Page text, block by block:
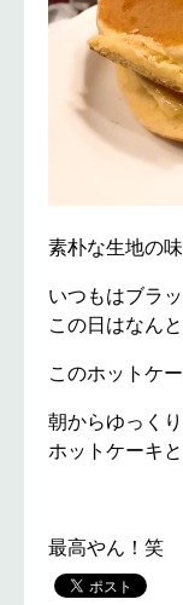
素朴な生地の
いつもはブラ
この日はなん
このホットケ
朝からゆっく
ホットケーキ
最高やん！笑